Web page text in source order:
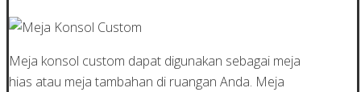
Meja konsol custom dapat digunakan sebagai meja
hias atau meja tambahan di ruangan Anda. Meja